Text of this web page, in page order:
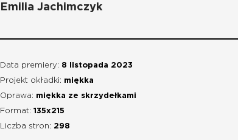
Emilia Jachimczyk
Data premiery: 8 listopada 2023
Projekt okładki: miękka
Oprawa: miękka ze skrzydełkami
Format: 135x215
Liczba stron: 298